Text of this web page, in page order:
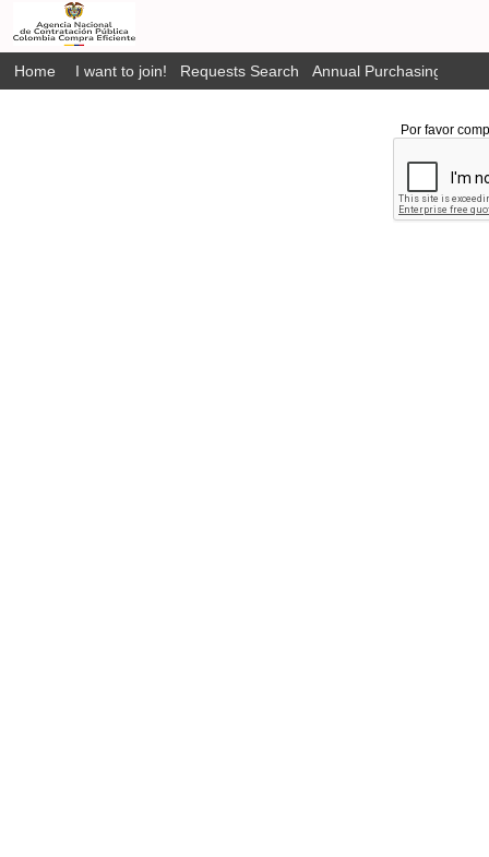
Home I want to join! Requests Search Annual Purchasing Plan
Por favor